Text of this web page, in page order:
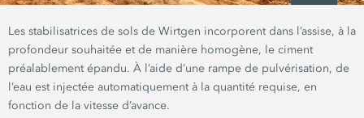
Les stabilisatrices de sols de Wirtgen incorporent dans l’assise, à la
profondeur souhaitée et de manière homogène, le ciment
préalablement épandu. À l’aide d’une rampe de pulvérisation, de
l’eau est injectée automatiquement à la quantité requise, en
fonction de la vitesse d’avance.